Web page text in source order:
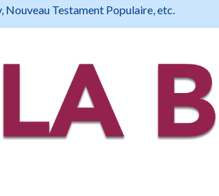
Nouveau Testament Populaire, etc.